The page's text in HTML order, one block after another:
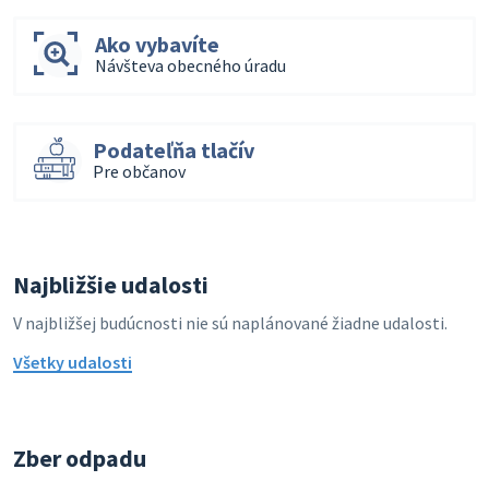
Ako vybavíte
Návšteva obecného úradu
Podateľňa tlačív
Pre občanov
Najbližšie udalosti
V najbližšej budúcnosti nie sú naplánované žiadne udalosti.
Všetky udalosti
Zber odpadu